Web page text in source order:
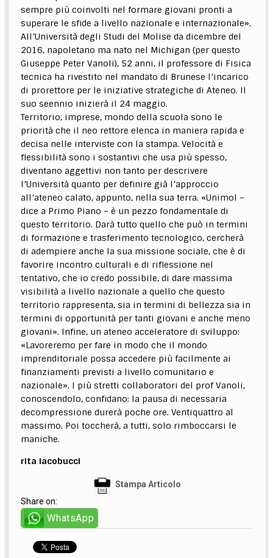
sempre più coinvolti nel formare giovani pronti a
superare le sfide a livello nazionale e internazionale».
All’Università degli Studi del Molise da dicembre del
2016, napoletano ma nato nel Michigan (per questo
Giuseppe Peter Vanoli), 52 anni, il professore di Fisica
tecnica ha rivestito nel mandato di Brunese l’incarico
di prorettore per le iniziative strategiche di Ateneo. Il
suo seennio inizierà il 24 maggio.
Territorio, imprese, mondo della scuola sono le
priorità che il neo rettore elenca in maniera rapida e
decisa nelle interviste con la stampa. Velocità e
flessibilità sono i sostantivi che usa più spesso,
diventano aggettivi non tanto per descrivere
l’Università quanto per definire già l’approccio
all’ateneo calato, appunto, nella sua terra. «Unimol –
dice a Primo Piano – è un pezzo fondamentale di
questo territorio. Darà tutto quello che può in termini
di formazione e trasferimento tecnologico, cercherà
di adempiere anche la sua missione sociale, che è di
favorire incontro culturali e di riflessione nel
tentativo, che io credo possibile, di dare massima
visibilità a livello nazionale a quello che questo
territorio rappresenta, sia in termini di bellezza sia in
termini di opportunità per tanti giovani e anche meno
giovani». Infine, un ateneo acceleratore di sviluppo:
«Lavoreremo per fare in modo che il mondo
imprenditoriale possa accedere più facilmente ai
finanziamenti previsti a livello comunitario e
nazionale». I più stretti collaboratori del prof Vanoli,
conoscendolo, confidano: la pausa di necessaria
decompressione durerà poche ore. Ventiquattro al
massimo. Poi toccherà, a tutti, solo rimboccarsi le
maniche.
rita iacobucci
Stampa Articolo
Share on:
WhatsApp